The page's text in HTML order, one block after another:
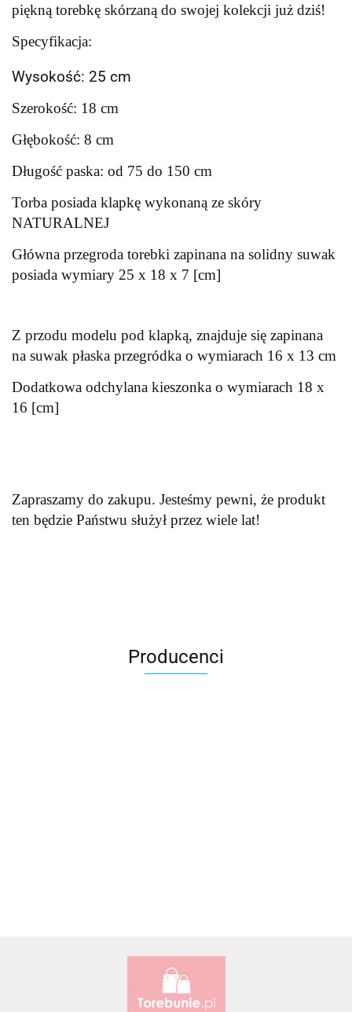
piękną torebkę skórzaną do swojej kolekcji już dziś!
Specyfikacja:
Wysokość: 25 cm
Szerokość: 18 cm
Głębokość: 8 cm
Długość paska: od 75 do 150 cm
Torba posiada klapkę wykonaną ze skóry
NATURALNEJ
Główna przegroda torebki zapinana na solidny suwak
posiada wymiary 25 x 18 x 7 [cm]
Z przodu modelu pod klapką, znajduje się zapinana
na suwak płaska przegródka o wymiarach 16 x 13 cm
Dodatkowa odchylana kieszonka o wymiarach 18 x
16 [cm]
Zapraszamy do zakupu. Jesteśmy pewni, że produkt
ten będzie Państwu służył przez wiele lat!
Producenci
Alessandro Paoli